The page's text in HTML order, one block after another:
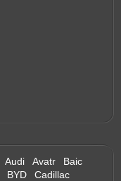
Audi Avatr
Baic
BYD
Cadillac